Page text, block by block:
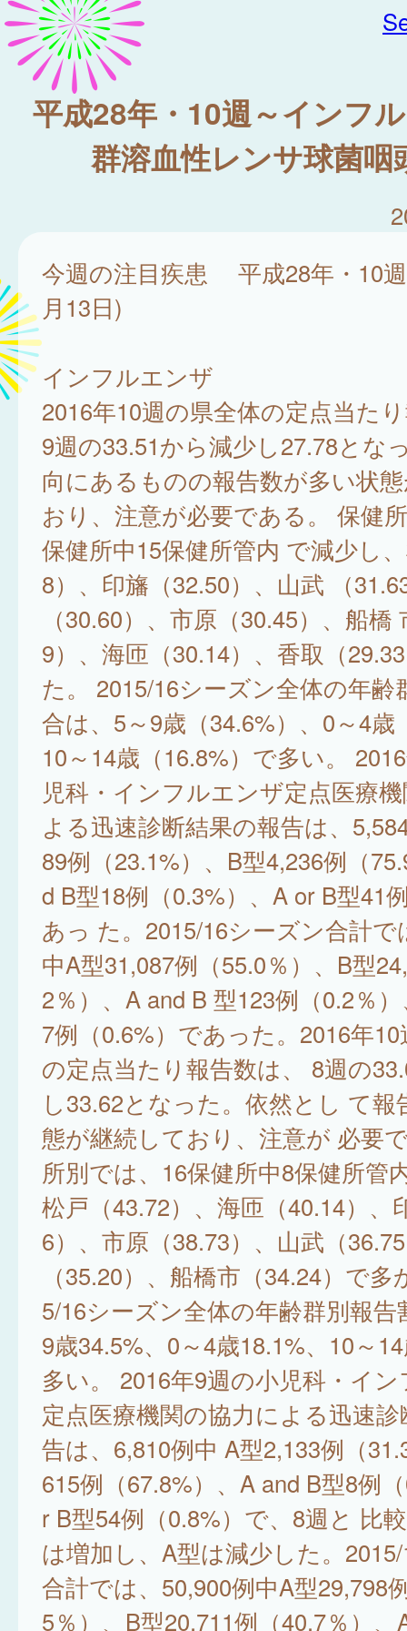
平成28年・10週～インフ
群溶血性レンサ球菌咽
今週の注目疾患 平成28年・10
月13日)
インフルエンザ
2016年10週の県全体の定点当た
9週の33.51から減少し27.78とな
向にあるものの報告数が多い状
おり、注意が必要である。 保健
保健所中15保健所管内 で減少し
8）、印旛（32.50）、山武 （
（30.60）、市原（30.45）、船橋
9）、海匝（30.14）、香取（
た。 2015/16シーズン全体の年齢
合は、5～9歳（34.6%）、0～4歳
10～14歳（16.8%）で多い。
児科・インフルエンザ定点医療
よる迅速診断結果の報告は、
89例（23.1%）、B型4,236例（
d B型18例（0.3%）、A or B型41
あっ た。2015/16シーズン合計で
中A型31,087例（55.0％）、B型
2％）、A and B 型123例（0.2％
7例（0.6%）であった。2016年
の定点当たり報告数は、 8週の
し33.62となった。依然とし て報
態が継続しており、注意が 必要
所別では、16保健所中8保健所管
松戸（43.72）、海匝（40.14）、
6）、市原（38.73）、山武（
（35.20）、船橋市（34.24）で
5/16シーズン全体の年齢群別報告
9歳34.5%、0～4歳18.1%、10～
多い。 2016年9週の小児科・イ
定点医療機関の協力による迅速
告は、6,810例中 A型2,133例（
615例（67.8%）、A and B型8例
r B型54例（0.8%）で、8週と 比
は増加し、A型は減少した。
合計では、50,900例中A型29,798
5％）、B型20,711例（40.7％）、